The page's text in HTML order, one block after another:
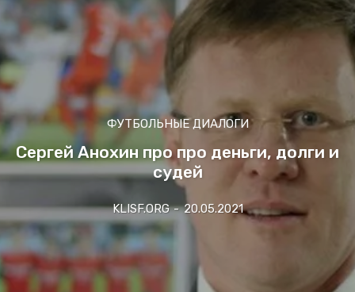
ФУТБОЛЬНЫЕ ДИАЛОГИ
Сергей Анохин про про деньги, долги и
судей
KLISF.ORG - 20.05.2021